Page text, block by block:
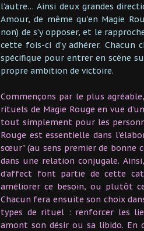
l’autre… Ainsi deux grandes
Amour, de même qu’en Magie
non) de s’y opposer, et le
cette fois-ci d’y adhérer.
spécifique pour entrer en scène
propre ambition de victoire.
Commençons par le plus
rituels de Magie Rouge en vue
tout simplement pour les
Rouge est essentielle dans
sœur" (au sens premier de bonne
dans une relation conjugale.
d’affect font partie de cette
améliorer ce besoin, ou plutôt
Chacun fera ensuite son choix
types de rituel : renforcer les
amont son désir ou sa libido. En